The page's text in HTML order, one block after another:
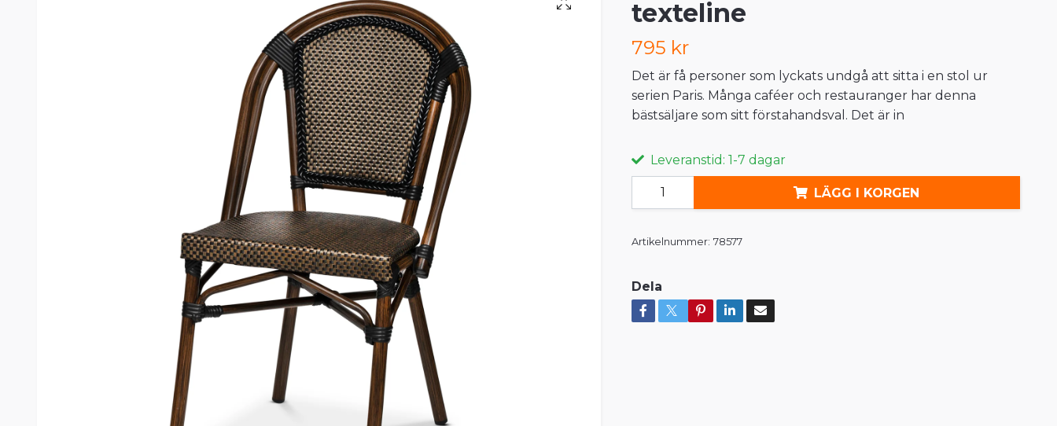
texteline
795 kr
Det är få personer som lyckats undgå att sitta i en stol ur
serien Paris. Många caféer och restauranger har denna
bästsäljare som sitt förstahandsval. Det är in
Leveranstid: 1-7 dagar
LÄGG I KORGEN
Artikelnummer: 78577
Dela